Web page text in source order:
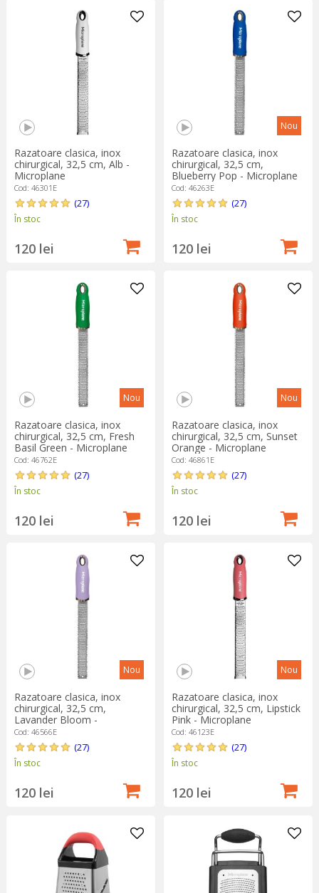
Razatoare clasica, inox
chirurgical, 32,5 cm, Alb -
Microplane
Cod: 46301E
(27)
În stoc
120 lei
Nou
Razatoare clasica, inox
chirurgical, 32,5 cm,
Blueberry Pop - Microplane
Cod: 46263E
(27)
În stoc
120 lei
Nou
Razatoare clasica, inox
chirurgical, 32,5 cm, Fresh
Basil Green - Microplane
Cod: 46762E
(27)
În stoc
120 lei
Nou
Razatoare clasica, inox
chirurgical, 32,5 cm, Sunset
Orange - Microplane
Cod: 46861E
(27)
În stoc
120 lei
Nou
Razatoare clasica, inox
chirurgical, 32,5 cm,
Lavander Bloom -
Microplane
Cod: 46566E
(27)
În stoc
120 lei
Nou
Razatoare clasica, inox
chirurgical, 32,5 cm, Lipstick
Pink - Microplane
Cod: 46123E
(27)
În stoc
120 lei